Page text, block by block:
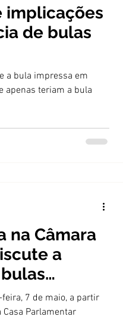
implicações
de bulas
a bula impressa em
apenas teriam a bula
na Câmara
a
7 de maio, a partir
Casa Parlamentar